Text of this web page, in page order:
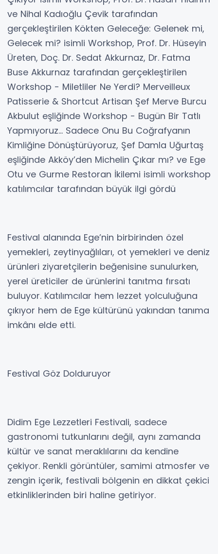
ve Nihal Kadıoğlu Çevik tarafından
gerçekleştirilen Kökten Geleceğe: Gelenek mi,
Gelecek mi? isimli Workshop, Prof. Dr. Hüseyin
Üreten, Doç. Dr. Sedat Akkurnaz, Dr. Fatma
Buse Akkurnaz tarafından gerçekleştirilen
Workshop - Miletliler Ne Yerdi? Merveilleux
Patisserie & Shortcut Artisan Şef Merve Burcu
Akbulut eşliğinde Workshop - Bugün Bir Tatlı
Yapmıyoruz… Sadece Onu Bu Coğrafyanın
Kimliğine Dönüştürüyoruz, Şef Damla Uğurtaş
eşliğinde Akköy’den Michelin Çıkar mı? ve Ege
Otu ve Gurme Restoran İkilemi isimli workshop
katılımcılar tarafından büyük ilgi gördü
Festival alanında Ege’nin birbirinden özel
yemekleri, zeytinyağlıları, ot yemekleri ve deniz
ürünleri ziyaretçilerin beğenisine sunulurken,
yerel üreticiler de ürünlerini tanıtma fırsatı
buluyor. Katılımcılar hem lezzet yolculuğuna
çıkıyor hem de Ege kültürünü yakından tanıma
imkânı elde etti.
Festival Göz Dolduruyor
Didim Ege Lezzetleri Festivali, sadece
gastronomi tutkunlarını değil, aynı zamanda
kültür ve sanat meraklılarını da kendine
çekiyor. Renkli görüntüler, samimi atmosfer ve
zengin içerik, festivali bölgenin en dikkat çekici
etkinliklerinden biri haline getiriyor.